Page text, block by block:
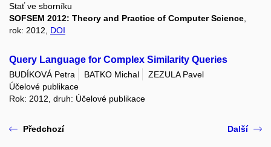
Stať ve sborníku
SOFSEM 2012: Theory and Practice of Computer Science
rok: 2012, DOI
Query Language for Complex Similarity Queries
BUDÍKOVÁ Petra BATKO Michal
ZEZULA Pavel
Účelové publikace
Rok: 2012, druh: Účelové publikace
Předchozí Další